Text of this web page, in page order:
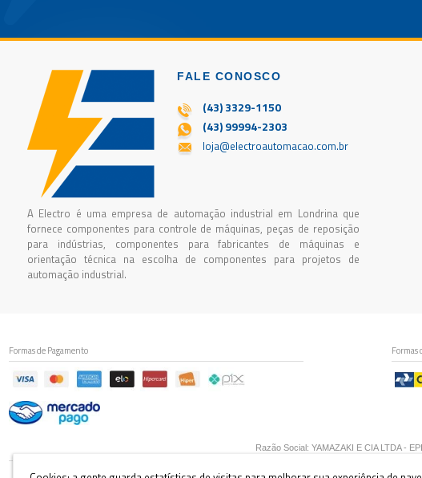
FALE CONOSCO
(43) 3329-1150
(43) 99994-2303
loja@electroautomacao.com.br
A Electro é uma empresa de automação industrial em Londrina que
fornece componentes para controle de máquinas, peças de reposição
para indústrias, componentes para fabricantes de máquinas e
orientação técnica na escolha de componentes para projetos de
automação industrial.
Formas de Pagamento Formas
Razão Social: YAMAZAKI E CIA LTDA -